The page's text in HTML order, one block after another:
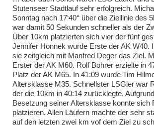
Stutenseer Stadtlauf sehr erfolgreich.
Sonntag nach 17‘40‘‘ über die Ziellinie des
war damit 50 Sekunden schneller als der
Über 10km platzierten sich vier der fünf
Jennifer Honnek wurde Erste der AK W40.
sie zeitgleich mit Manfred Deger das Ziel.
Erster der AK M60. Rolf Bohrer erzielte in
Platz der AK M65. In 41:09 wurde Tim
Altersklasse M35. Schnellster LSGler war
der die 10km in 40:14 zurücklegte.
Besetzung seiner Altersklasse konnte sich
platzieren. Allen Läufern machte der sehr
auf den letzten zwei km vof dem Ziel zu